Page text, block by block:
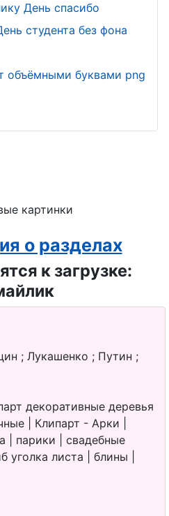
День спасибо
студента без фона
объёмными буквами png
о разделах
к загрузке:
; Лукашенко ; Путин ;
декоративные деревья
| Клипарт - Арки |
| парики | свадебные
уголка листа | блины |